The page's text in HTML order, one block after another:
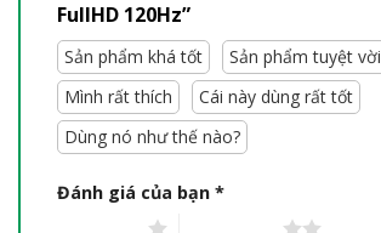
FullHD 120Hz”
Sản phẩm khá tốt
Sản phẩm tuyệt vời
Mình rất thích
Cái này dùng rất tốt
Dùng nó như thế nào?
Đánh giá của bạn *